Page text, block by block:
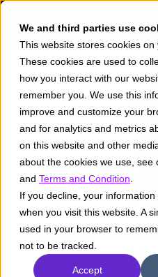
We and third parties use
This website stores cookies on
These cookies are used to
how you interact with our
remember you. We use this
improve and customize your
and for analytics and metrics
on this website and other
about the cookies we use, see
and Terms and Condition
If you decline, your information
when you visit this website. A
used in your browser to
not to be tracked.
Accept
Juan